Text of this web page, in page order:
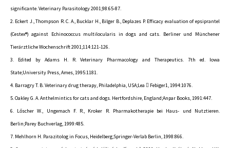
significante. Veterinary Parasitology 2001;98:65-87.
2. Eckert J., Thompson R. C. A., Bucklar H., Bilger B., Deplazes P. Efficacy evaluation of epsiprantel
(Cestex®) against Echinococcus multilocularis in dogs and cats. Berliner und Münchener
Tierärztliche Wochenschrift 2001;114:121-126.
3. Edited by Adams H. R. Veterinary Pharmacology and Therapeutics. 7th ed. Iowa
State;University Press, Ames, 1995:1181.
4. Barragry T. B. Veterinary drug therapy, Philadelphia, USA;Lea  Febiger1, 1994:1076.
5. Oakley G. A. Anthelmintics for cats and dogs. Hertfordshire, England;Anpar Books, 1991:447.
6. Lőscher W., Ungemach F. R., Kroker R. Pharmakotherapie bei Haus- und Nutztieren.
Berlin;Parey Buchverlag, 1999:485.
7. Mehlhorn H. Parazitolog in Focus, Heidelberg;Springer-Verlab Berlin, 1998:866.